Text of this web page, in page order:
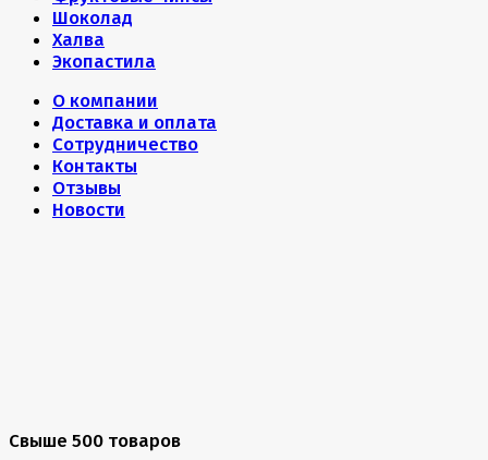
Шоколад
Халва
Экопастила
О компании
Доставка и оплата
Сотрудничество
Контакты
Отзывы
Новости
Свыше 500 товаров